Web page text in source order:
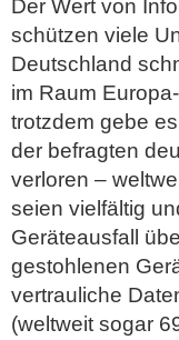
Der Wert von
schützen viele
Deutschland
im Raum
trotzdem gebe
der befragten
verloren –
seien vielfältig
Geräteausfall
gestohlenen
vertrauliche
(weltweit sogar